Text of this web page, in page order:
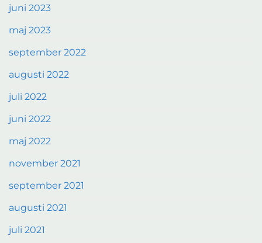
juni 2023
maj 2023
september 2022
augusti 2022
juli 2022
juni 2022
maj 2022
november 2021
september 2021
augusti 2021
juli 2021